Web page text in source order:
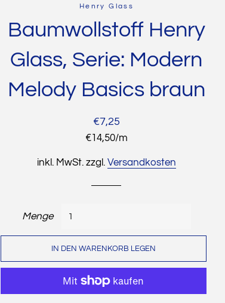
French
Softshell
Wollwalk
Waffelpique
Kurzwaren
Nähgarn
Reißverschlüsse
Bügeleinlagen
Henry Glass
Baumwollstoff Henry
Glass, Serie: Modern
Melody Basics braun
Normaler
Preis
Sonderpreis
€7,25
Stückpreis
€14,50/pro
m
inkl. MwSt. zzgl. Versandkosten
Menge
IN DEN WARENKORB LEGEN